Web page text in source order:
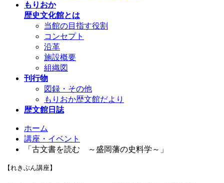
もりおか
歴史文化館とは
当館の目指す役割
コンセプト
沿革
施設概要
組織図
刊行物
図録・その他
もりおか歴文館だより
歴文館日誌
ホーム
講座・イベント
「古文書を読む ～盛岡藩の史料学～」
【れきぶん講座】